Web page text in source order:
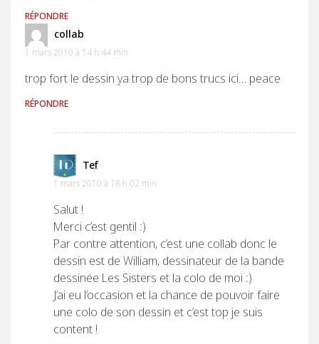
RÉPONDRE
collab
1 mars 2010 à 14 h 44 min
trop fort le dessin ya trop de bons trucs ici… peace
RÉPONDRE
Tef
1 mars 2010 à 18 h 02 min
Salut !
Merci c’est gentil :)
Par contre attention, c’est une collab donc le
dessin est de William, dessinateur de la bande
dessinée Les Sisters et la colo de moi :)
J’ai eu l’occasion et la chance de pouvoir faire
une colo de son dessin et c’est top je suis
content !